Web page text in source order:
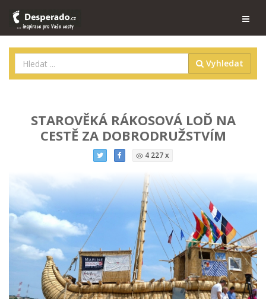
Vyhledat
STAROVĚKÁ RÁKOSOVÁ LOĎ NA
CESTĚ ZA DOBRODRUŽSTVÍM
4 227 x